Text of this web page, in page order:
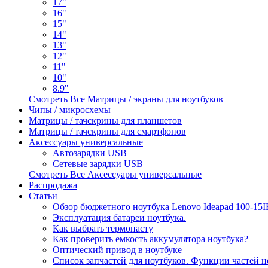
17"
16"
15"
14"
13"
12"
11"
10"
8.9"
Смотреть Все Матрицы / экраны для ноутбуков
Чипы / микросхемы
Матрицы / тачскрины для планшетов
Матрицы / тачскрины для смартфонов
Аксессуары универсальные
Автозарядки USB
Сетевые зарядки USB
Смотреть Все Аксессуары универсальные
Распродажа
Статьи
Обзор бюджетного ноутбука Lenovo Ideapad 100-
Эксплуатация батареи ноутбука.
Как выбрать термопасту
Как проверить емкость аккумулятора ноутбука?
Оптический привод в ноутбуке
Список запчастей для ноутбуков. Функции частей